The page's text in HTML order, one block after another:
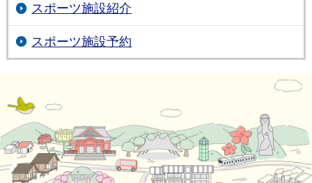
スポーツ施設紹介
スポーツ施設予約